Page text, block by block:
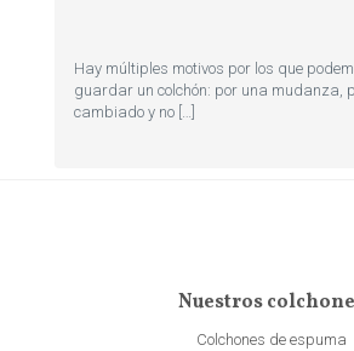
Hay múltiples motivos por los que
guardar un colchón: por una mudanza,
cambiado y no […]
Nuestros
Colchones de espuma